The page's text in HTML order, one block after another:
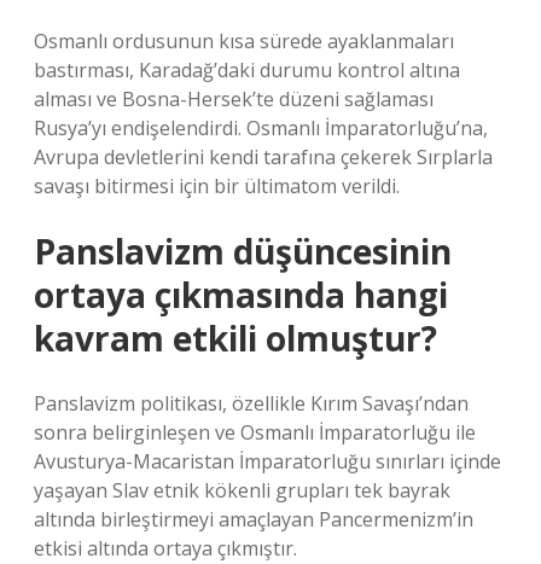
Osmanlı ordusunun kısa sürede ayaklanmaları
bastırması, Karadağ’daki durumu kontrol altına
alması ve Bosna-Hersek’te düzeni sağlaması
Rusya’yı endişelendirdi. Osmanlı İmparatorluğu’na,
Avrupa devletlerini kendi tarafına çekerek Sırplarla
savaşı bitirmesi için bir ültimatom verildi.
Panslavizm düşüncesinin
ortaya çıkmasında hangi
kavram etkili olmuştur?
Panslavizm politikası, özellikle Kırım Savaşı’ndan
sonra belirginleşen ve Osmanlı İmparatorluğu ile
Avusturya-Macaristan İmparatorluğu sınırları içinde
yaşayan Slav etnik kökenli grupları tek bayrak
altında birleştirmeyi amaçlayan Pancermenizm’in
etkisi altında ortaya çıkmıştır.